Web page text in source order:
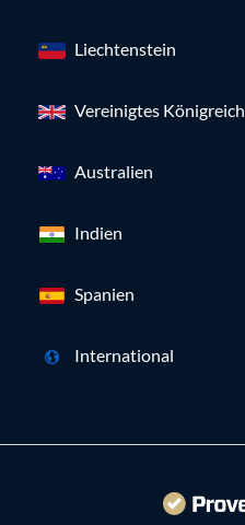
Liechtenstein
Vereinigtes Königreich
Australien
Indien
Spanien
International